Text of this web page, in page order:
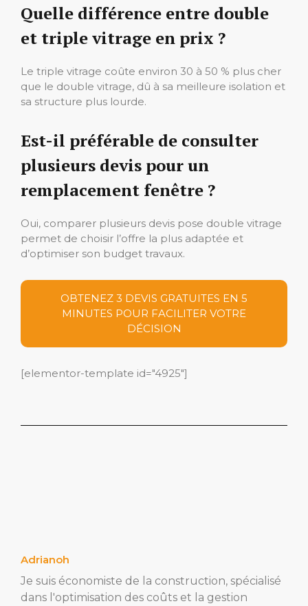
Quelle différence entre double
et triple vitrage en prix ?
Le triple vitrage coûte environ 30 à 50 % plus cher
que le double vitrage, dû à sa meilleure isolation et
sa structure plus lourde.
Est-il préférable de consulter
plusieurs devis pour un
remplacement fenêtre ?
Oui, comparer plusieurs devis pose double vitrage
permet de choisir l’offre la plus adaptée et
d’optimiser son budget travaux.
OBTENEZ 3 DEVIS GRATUITES EN 5
MINUTES POUR FACILITER VOTRE
DÉCISION
[elementor-template id="4925"]
Adrianoh
Je suis économiste de la construction, spécialisé
dans l'optimisation des coûts et la gestion